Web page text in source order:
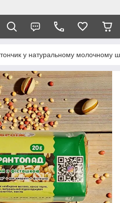
у натуральному молочному